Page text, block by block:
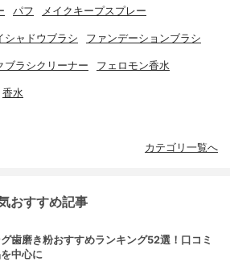
パフ メイクキープスプレー
シャドウブラシ ファンデーションブラシ
ブラシクリーナー フェロモン香水
香水
カテゴリ一覧へ
おすすめ記事
歯磨き粉おすすめランキング52選！口コミ
中心に